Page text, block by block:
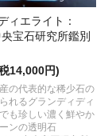
ィエライト：
宝石研究所鑑別
14,000円)
の代表的な稀少石の
れるグランディディ
も珍しい濃く鮮やか
ンの透明石